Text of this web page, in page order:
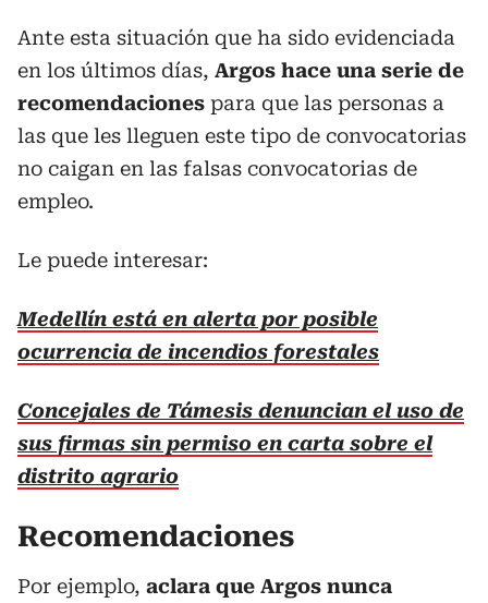
Ante esta situación que ha sido evidenciada
en los últimos días, Argos hace una serie de
recomendaciones para que las personas a
las que les lleguen este tipo de convocatorias
no caigan en las falsas convocatorias de
empleo.
Le puede interesar:
Medellín está en alerta por posible
ocurrencia de incendios forestales
Concejales de Támesis denuncian el uso de
sus firmas sin permiso en carta sobre el
distrito agrario
Recomendaciones
Por ejemplo, aclara que Argos nunca